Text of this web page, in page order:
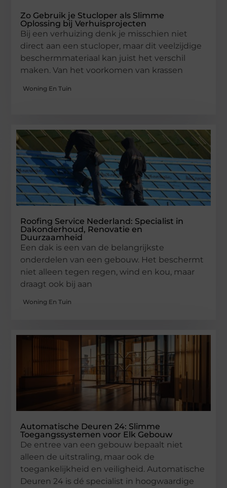
Zo Gebruik je Stucloper als Slimme
Oplossing bij Verhuisprojecten
Bij een verhuizing denk je misschien niet
direct aan een stucloper, maar dit veelzijdige
beschermmateriaal kan juist het verschil
maken. Van het voorkomen van krassen
Woning En Tuin
Roofing Service Nederland: Specialist in
Dakonderhoud, Renovatie en
Duurzaamheid
Een dak is een van de belangrijkste
onderdelen van een gebouw. Het beschermt
niet alleen tegen regen, wind en kou, maar
draagt ook bij aan
Woning En Tuin
Automatische Deuren 24: Slimme
Toegangssystemen voor Elk Gebouw
De entree van een gebouw bepaalt niet
alleen de uitstraling, maar ook de
toegankelijkheid en veiligheid. Automatische
Deuren 24 is dé specialist in hoogwaardige